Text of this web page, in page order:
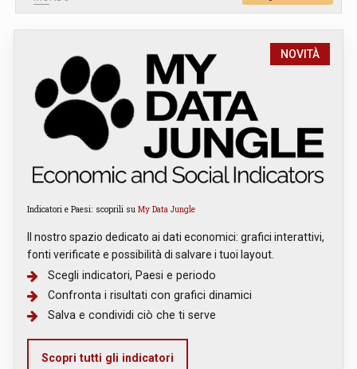
NOVITÀ
Indicatori e Paesi: scoprili su My Data Jungle
Il nostro spazio dedicato ai dati economici: grafici interattivi,
fonti verificate e possibilità di salvare i tuoi layout.
Scegli indicatori, Paesi e periodo
Confronta i risultati con grafici dinamici
Salva e condividi ciò che ti serve
Scopri tutti gli indicatori